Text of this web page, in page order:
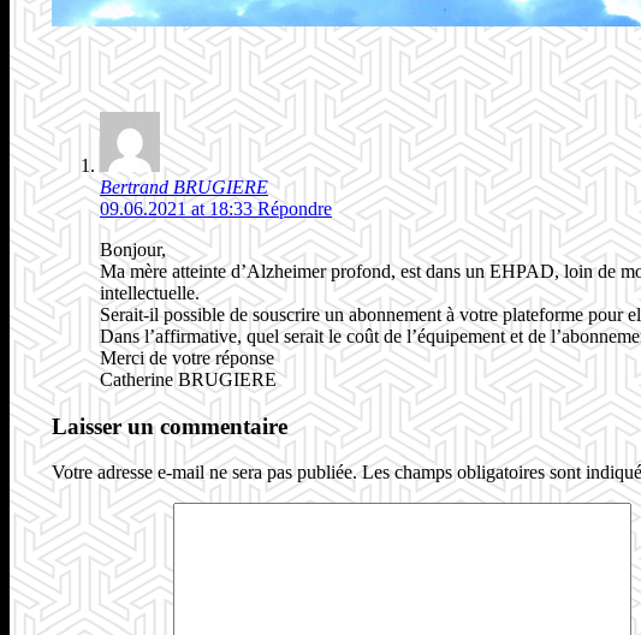
Bertrand BRUGIERE
09.06.2021 at 18:33Répondre
Bonjour,
Ma mère atteinte d’Alzheimer profond, est dans un EHPAD, loin de
intellectuelle.
Serait-il possible de souscrire un abonnement à votre plateforme pour
Dans l’affirmative, quel serait le coût de l’équipement et de
Merci de votre réponse
Catherine BRUGIERE
Laisser un commentaire
Votre adresse e-mail ne sera pas publiée. Les champs obligatoires sont